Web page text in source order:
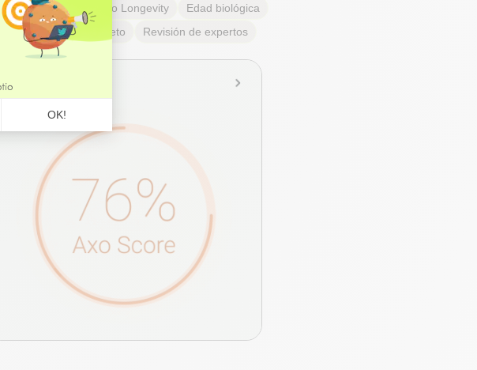
Puntuación de salud Axo Longevity
Edad biológica
Análisis corporal completo
Revisión de expertos